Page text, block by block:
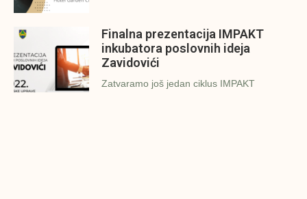
Finalna prezentacija IMPAKT
inkubatora poslovnih ideja
Zavidovići
Zatvaramo još jedan ciklus IMPAKT